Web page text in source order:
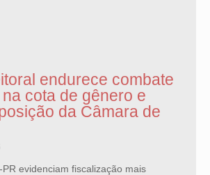
endurece combate
cota de gênero e
da Câmara de
evidenciam fiscalização mais